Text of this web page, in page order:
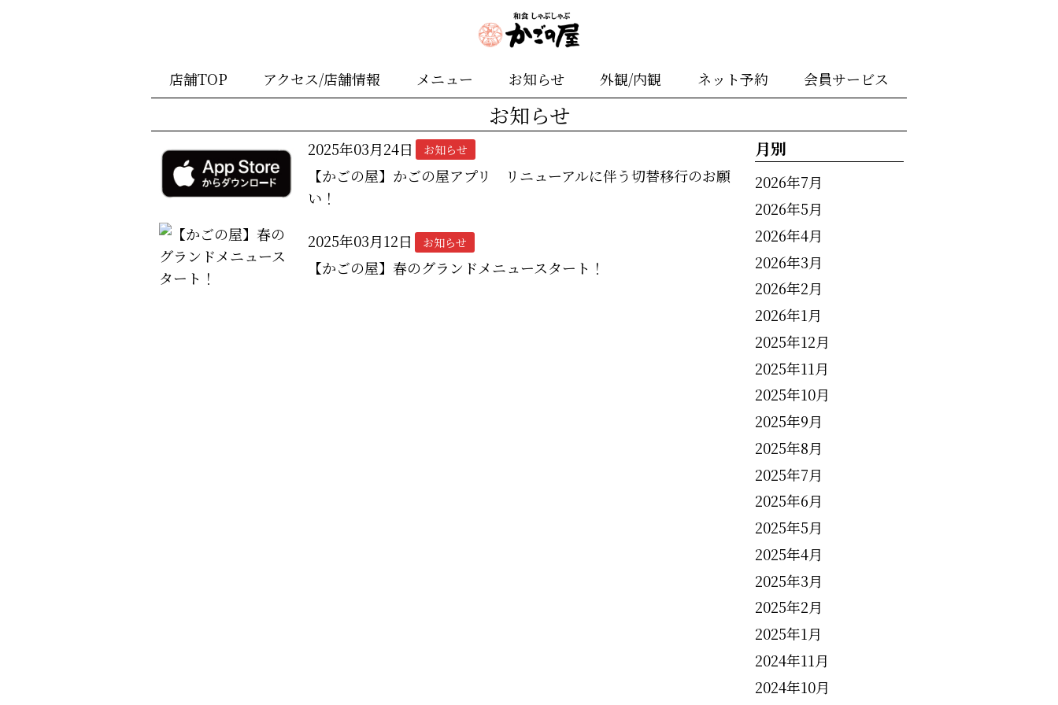
店舗TOP アクセス/店舗情報 メニュー お知らせ 外観/内観 ネット予約 会員サービス
お知らせ
2025年03月24日 お知らせ
【かごの屋】かごの屋アプリ リニューアルに伴う切替移行のお願
い！
2025年03月12日 お知らせ
【かごの屋】春のグランドメニュースタート！
月別
2026年7月
2026年5月
2026年4月
2026年3月
2026年2月
2026年1月
2025年12月
2025年11月
2025年10月
2025年9月
2025年8月
2025年7月
2025年6月
2025年5月
2025年4月
2025年3月
2025年2月
2025年1月
2024年11月
2024年10月